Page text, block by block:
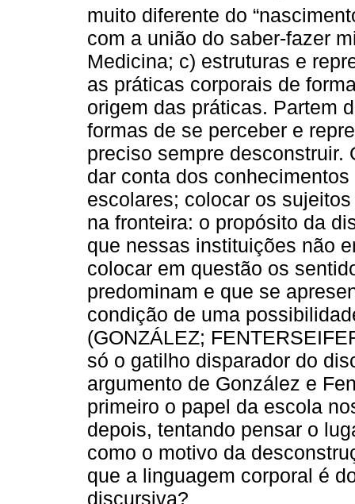
muito diferente do
com a união do saber-fazer
Medicina; c) estruturas e
as práticas corporais de
origem das práticas. Partem
formas de se perceber e
preciso sempre desconstruir.
dar conta dos
escolares; colocar os
na fronteira: o propósito da
que nessas instituições não
colocar em questão os
predominam e que se
condição de uma
(GONZÁLEZ;
só o gatilho disparador do
argumento de González e
primeiro o papel da escola
depois, tentando pensar o
como o motivo da
que a linguagem corporal é
discursiva?